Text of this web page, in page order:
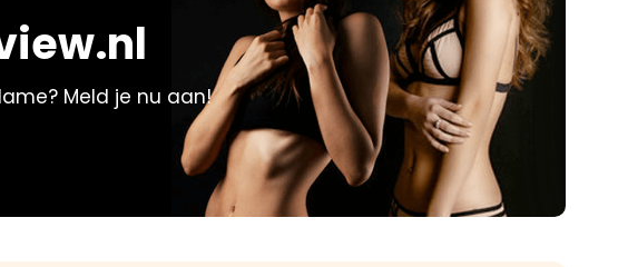
Meld je nu aan!